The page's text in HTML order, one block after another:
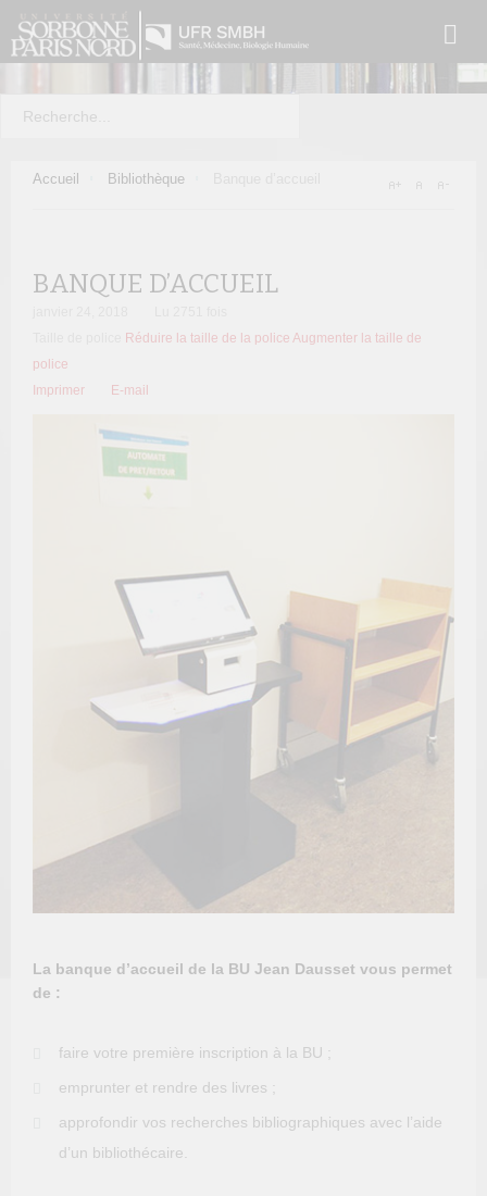
Accueil Bibliothèque
BANQUE D’ACCUEIL
Réduire la taille de la police Augmenter la taille de
police
Imprimer
E-mail
La banque d’accueil de la BU Jean Dausset vous permet
de :
faire votre première inscription à la BU ;
emprunter et rendre des livres ;
approfondir vos recherches bibliographiques avec l’aide
d’un bibliothécaire.